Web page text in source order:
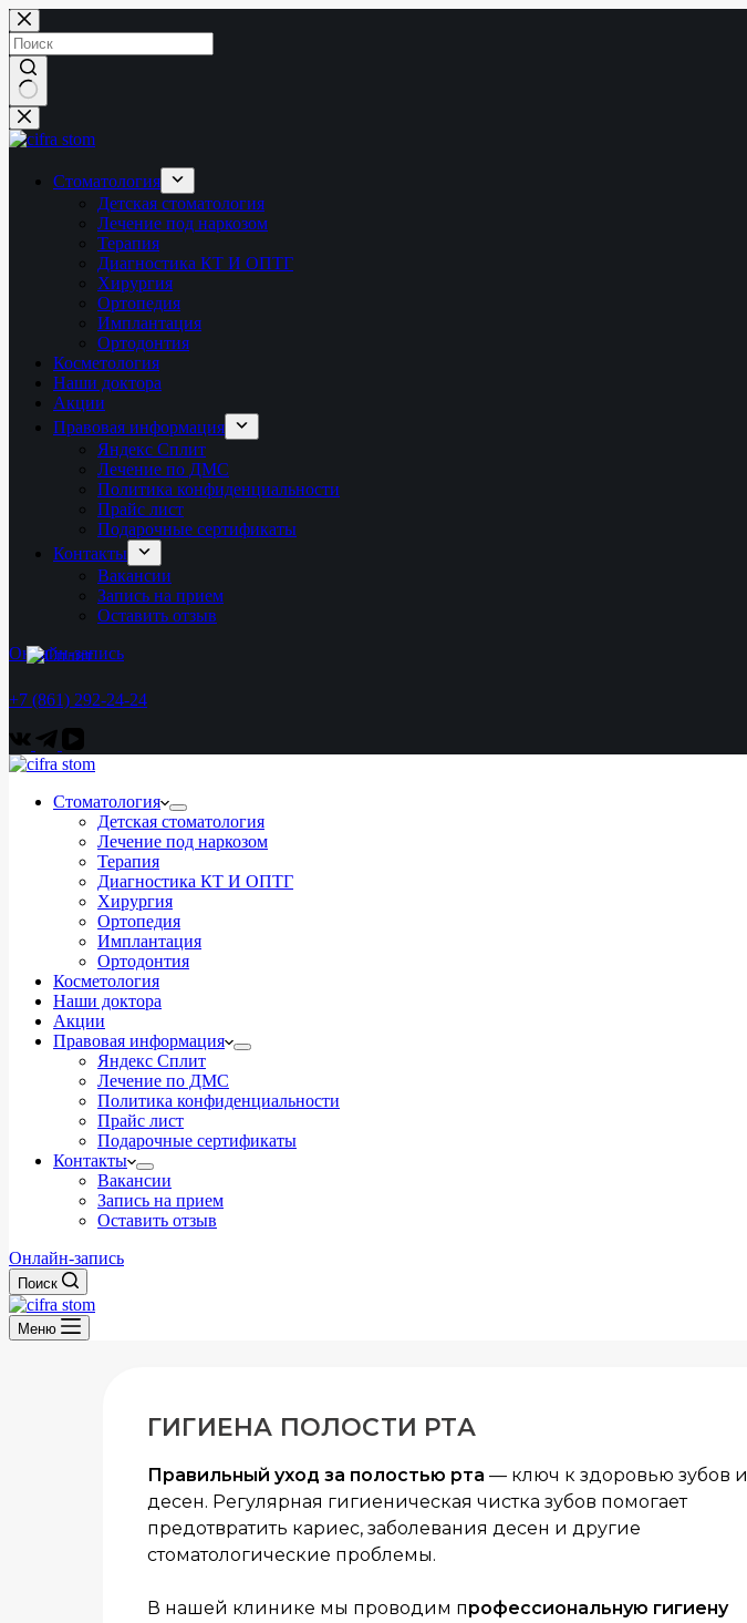
Перейти
к
сути
Ничего
не
Стоматология
Детская стоматология
Лечение под наркозом
Терапия
Диагностика КТ И ОПТГ
Хирургия
Ортопедия
Имплантация
Ортодонтия
Косметология
Наши доктора
Акции
Правовая информация
Яндекс Сплит
Лечение по ДМС
Политика конфиденциальности
Прайс лист
Подарочные сертификаты
Контакты
Вакансии
Запись на прием
Оставить отзыв
Онлайн-запись
+7 (861) 292-24-24
Стоматология
Детская стоматология
Лечение под наркозом
Терапия
Диагностика КТ И ОПТГ
Хирургия
Ортопедия
Имплантация
Ортодонтия
Косметология
Наши доктора
Акции
Правовая информация
Яндекс Сплит
Лечение по ДМС
Политика конфиденциальности
Прайс лист
Подарочные сертификаты
Контакты
Вакансии
Запись на прием
Оставить отзыв
Онлайн-запись
Поиск
Меню
ГИГИЕНА ПОЛОСТИ РТА
Правильный уход за полостью рта — ключ к здоровью зубов и
десен. Регулярная гигиеническая чистка зубов помогает
предотвратить кариес, заболевания десен и другие
стоматологические проблемы.
В нашей клинике мы проводим профессиональную гигиену